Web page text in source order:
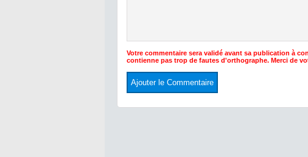
Votre commentaire sera validé avant sa publication à
contienne pas trop de fautes d'orthographe. Merci de